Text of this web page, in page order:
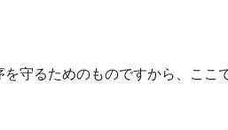
守るためのものですから、ここ